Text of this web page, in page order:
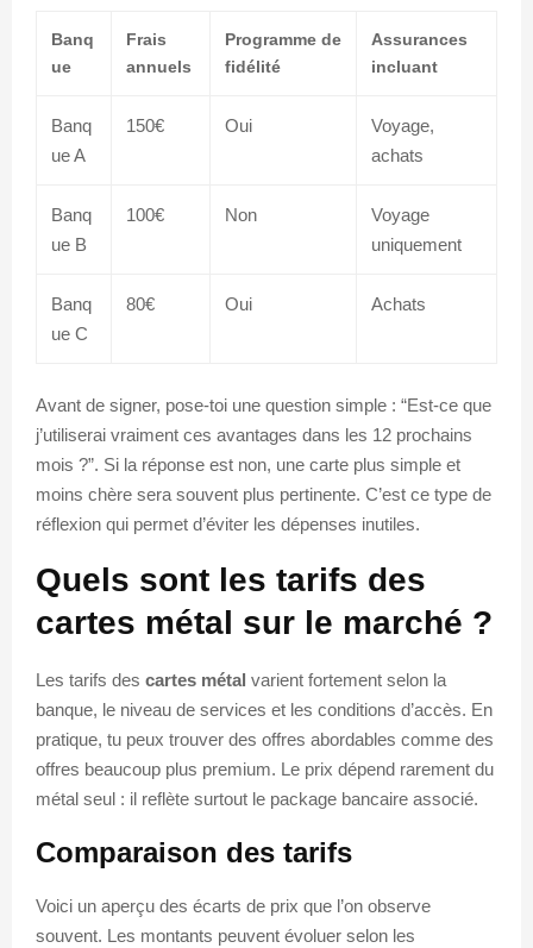
Banq
ue
Frais
annuels
Programme de
fidélité
Assurances
incluant
Banq
ue A
150€ Oui
Voyage,
achats
Banq
ue B
100€ Non
Voyage
uniquement
Banq
ue C
80€ Oui Achats
Avant de signer, pose-toi une question simple : “Est-ce que
j’utiliserai vraiment ces avantages dans les 12 prochains
mois ?”. Si la réponse est non, une carte plus simple et
moins chère sera souvent plus pertinente. C’est ce type de
réflexion qui permet d’éviter les dépenses inutiles.
Quels sont les tarifs des
cartes métal sur le marché ?
Les tarifs des cartes métal varient fortement selon la
banque, le niveau de services et les conditions d’accès. En
pratique, tu peux trouver des offres abordables comme des
offres beaucoup plus premium. Le prix dépend rarement du
métal seul : il reflète surtout le package bancaire associé.
Comparaison des tarifs
Voici un aperçu des écarts de prix que l’on observe
souvent. Les montants peuvent évoluer selon les